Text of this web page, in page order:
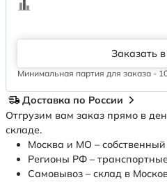
Заказать
Минимальная партия для заказа -
Доставка по России
Отгрузим вам заказ прямо в
складе.
Москва и МО – собственный
Регионы РФ –
Самовывоз – склад в